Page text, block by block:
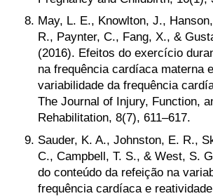
May, L. E., Knowlton, J.,
R., Paynter, C., Fang, X., &
(2016). Efeitos do exercício
na frequência cardíaca materna
variabilidade da frequência
The Journal of Injury, Function,
Rehabilitation, 8(7), 611–617.
Sauder, K. A., Johnston, E. R.,
C., Campbell, T. S., & West, S.
do conteúdo da refeição na
frequência cardíaca e